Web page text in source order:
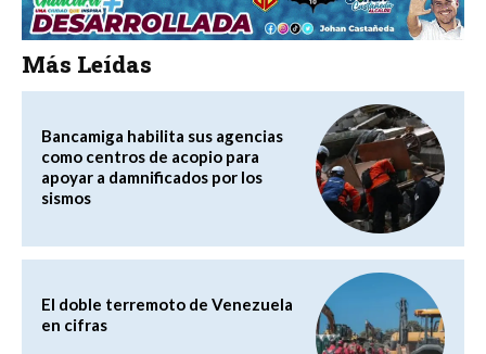
Más Leídas
Bancamiga habilita sus agencias
como centros de acopio para
apoyar a damnificados por los
sismos
El doble terremoto de Venezuela
en cifras